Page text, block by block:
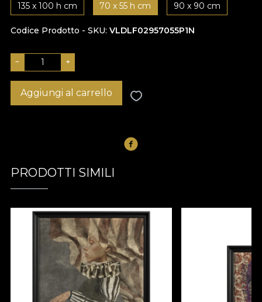
135 x 100 h cm 70 x 55 h cm 90 x 90 cm
Codice Prodotto - SKU VLDLF02957055P1N
− +
Aggiungi al carrello
PRODOTTI SIMILI